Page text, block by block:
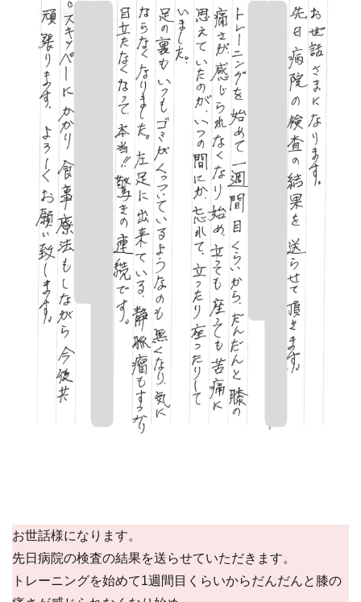
お世話様になります。
先日病院の検査の結果を送らせていただきます。
トレーニングを始めて1週間目くらいからだんだんと膝の